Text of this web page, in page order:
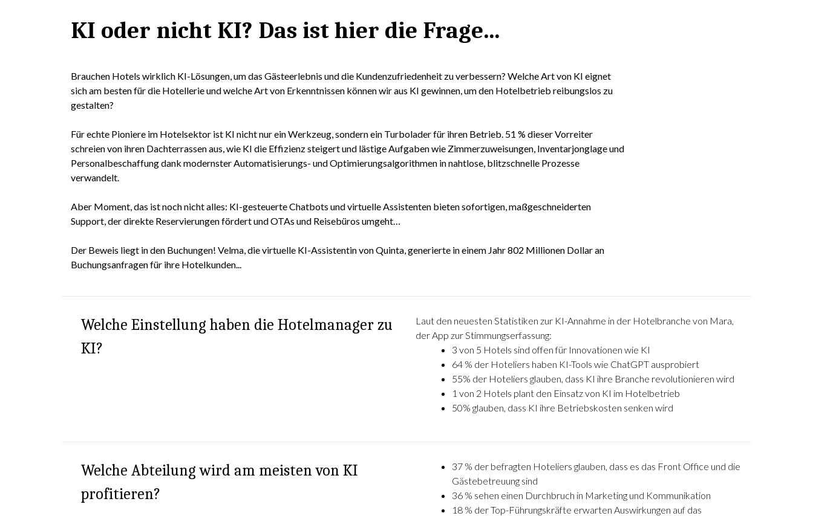
KI oder nicht KI? Das ist hier die Frage...
Brauchen Hotels wirklich KI-Lösungen, um das Gästeerlebnis und die Kundenzufriedenheit zu verbessern? Welche Art von KI eignet
sich am besten für die Hotellerie und welche Art von Erkenntnissen können wir aus KI gewinnen, um den Hotelbetrieb reibungslos zu
gestalten?
Für echte Pioniere im Hotelsektor ist KI nicht nur ein Werkzeug, sondern ein Turbolader für ihren Betrieb. 51 % dieser Vorreiter
schreien von ihren Dachterrassen aus, wie KI die Effizienz steigert und lästige Aufgaben wie Zimmerzuweisungen, Inventarjonglage und
Personalbeschaffung dank modernster Automatisierungs- und Optimierungsalgorithmen in nahtlose, blitzschnelle Prozesse
verwandelt.
Aber Moment, das ist noch nicht alles: KI-gesteuerte Chatbots und virtuelle Assistenten bieten sofortigen, maßgeschneiderten
Support, der direkte Reservierungen fördert und OTAs und Reisebüros umgeht…
Der Beweis liegt in den Buchungen! Velma, die virtuelle KI-Assistentin von Quinta, generierte in einem Jahr 802 Millionen Dollar an
Buchungsanfragen für ihre Hotelkunden...
Welche Einstellung haben die Hotelmanager zu
KI?
Laut den neuesten Statistiken zur KI-Annahme in der Hotelbranche von Mara,
der App zur Stimmungserfassung:
3 von 5 Hotels sind offen für Innovationen wie KI
64 % der Hoteliers haben KI-Tools wie ChatGPT ausprobiert
55% der Hoteliers glauben, dass KI ihre Branche revolutionieren wird
1 von 2 Hotels plant den Einsatz von KI im Hotelbetrieb
50% glauben, dass KI ihre Betriebskosten senken wird
Welche Abteilung wird am meisten von KI
profitieren?
37 % der befragten Hoteliers glauben, dass es das Front Office und die
Gästebetreuung sind
36 % sehen einen Durchbruch in Marketing und Kommunikation
18 % der Top-Führungskräfte erwarten Auswirkungen auf das